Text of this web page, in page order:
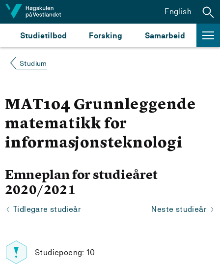
Hopp til innhald
Studietilbod Forsking Samarbeid
English
Studium
MAT104 Grunnleggende
matematikk for
informasjonsteknologi
Emneplan for studieåret
2020/2021
Tidlegare studieår Neste studieår
Studiepoeng: 10